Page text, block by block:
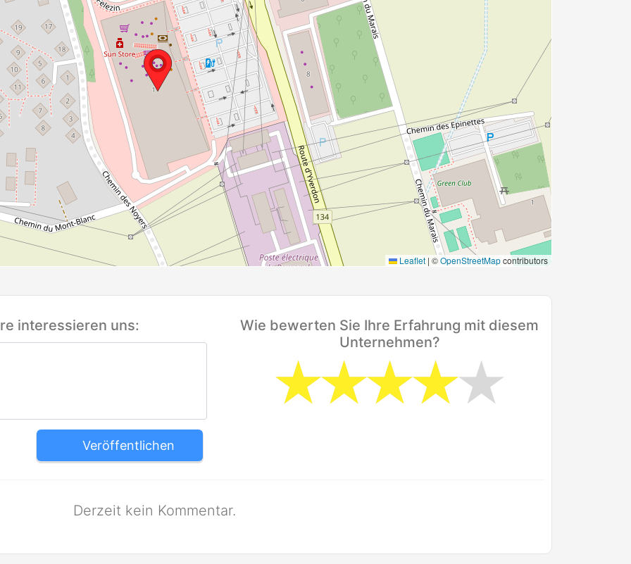
Leaflet | ©OpenStreetMapcontributors
Wie bewerten Sie Ihre Erfahrung mit diesem
Unternehmen?
interessieren uns:
Veröffentlichen
Derzeit kein Kommentar.